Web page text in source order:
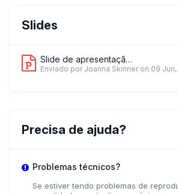
Slides
Slide de apresentação 1
Enviado por Joanna Skinner on 09
Precisa de ajuda?
Problemas técnicos?
Se estiver tendo problemas de